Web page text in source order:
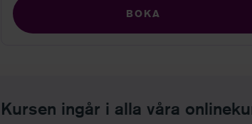
BOKA
Kursen ingår i alla våra